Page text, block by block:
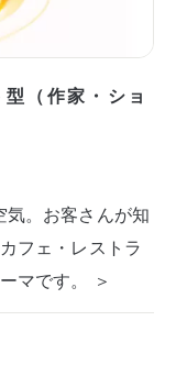
（作家・ショ
。お客さんが知
フェ・レストラ
マです。 ＞